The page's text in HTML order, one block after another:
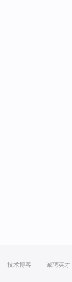
技术博客 诚聘英才